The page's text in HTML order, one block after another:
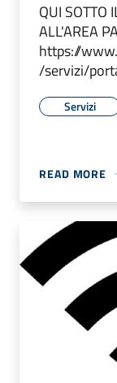
QUI SOTTO
ALL'AREA
https://
/servizi/
Servizi
READ MORE